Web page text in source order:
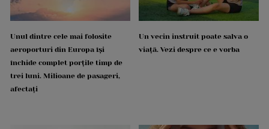
Unul dintre cele mai folosite
aeroporturi din Europa își
închide complet porțile timp de
trei luni. Milioane de pasageri,
afectați
Un vecin instruit poate salva o
viață. Vezi despre ce e vorba